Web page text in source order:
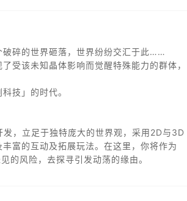
碎的世界砸落，世界纷纷交汇于此……
受该未知晶体影响而觉醒特殊能力的群体，
技」的时代。
发，立足于独特庞大的世界观，采用2D与3D
富的互动及拓展玩法。在这里，你将作为
的风险，去探寻引发动荡的缘由。